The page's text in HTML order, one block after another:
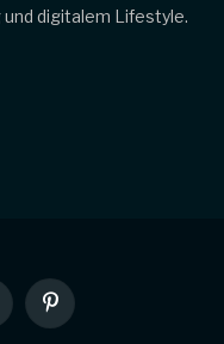
digitalem Lifestyle.
Pinterest